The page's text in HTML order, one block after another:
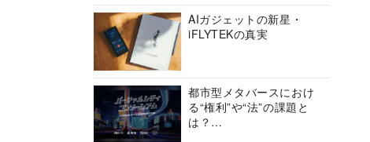
AIガジェットの新星・
iFLYTEKの真実
都市型メタバースにおけ
る“権利”や“法”の課題と
は？